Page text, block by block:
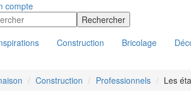
compte
Construction Bricolage
Construction Professionnels Les